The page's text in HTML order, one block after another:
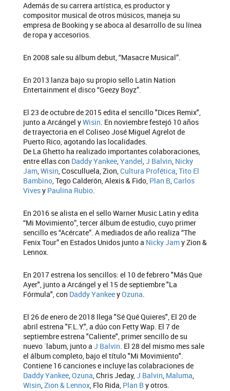
Además de su carrera artística, es productor y
compositor musical de otros músicos, maneja su
empresa de Booking y se aboca al desarrollo de su línea
de ropa y accesorios.
En 2008 sale su álbum debut, “Masacre Musical”.
En 2013 lanza bajo su propio sello Latin Nation
Entertainment el disco “Geezy Boyz”.
El 23 de octubre de 2015 edita el sencillo "Dices Remix",
junto a Arcángel yWisin. En noviembre festejó 10 años
de trayectoria en el Coliseo José Miguel Agrelot de
Puerto Rico, agotando las localidades.
De La Ghetto ha realizado importantes colaboraciones,
entre ellas con Daddy Yankee,Yandel,J Balvin, Nicky
Jam,Wisin, Cosculluela, Zion,Cultura Profética,Tito El
Bambino, Tego Calderón, Alexis & Fido, Plan B,Carlos
Vivesy Paulina Rubio.
En 2016 se alista en el sello Warner Music Latin y edita
“Mi Movimiento”, tercer álbum de estudio, cuyo primer
sencillo es “Acércate”. A mediados de año realiza “The
Fenix Tour” en Estados Unidos junto a Nicky Jamy Zion &
Lennox.
En 2017 estrena los sencillos: el 10 de febrero "Más Que
Ayer", junto a Arcángel y el 15 de septiembre "La
Fórmula", con Daddy YankeeyOzuna.
El 26 de enero de 2018 llega "Sé Qué Quieres", El 20 de
abril estrena "F.L.Y.", a dúo con Fetty Wap. El 7 de
septiembre estrena "Caliente", primer sencillo de su
nuevo ´labum, junto a J Balvin. El 28 del mismo mes sale
el álbum completo, bajo el título "Mi Movimiento".
Contiene 16 canciones e incluye las colabraciones de
Daddy Yankee,Ozuna, Chris Jeday,J Balvin, Maluma,
Wisin,Zion & Lennox, Flo Rida, Plan By otros.